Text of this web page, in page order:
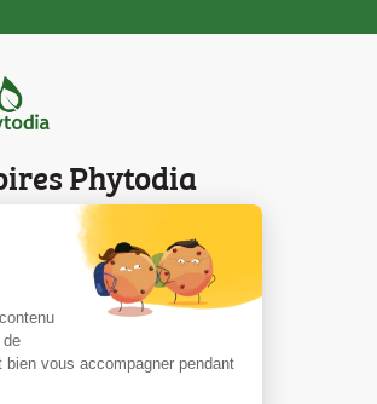
Phytodia
de Strasbourg
Contact
vous accompagner pendant